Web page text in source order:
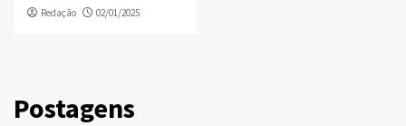
Redação 02/01/2025
Postagens